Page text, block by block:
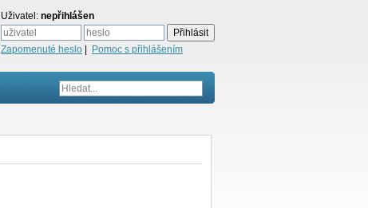
Uživatel: nepřihlášen
Zapomenuté heslo Pomoc s přihlášením